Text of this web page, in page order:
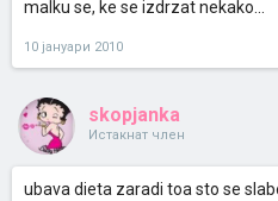
malku se, ke se izdrzat nekako...
10 јануари 2010
skopjanka
Истакнат член
ubava dieta zaradi toa sto se